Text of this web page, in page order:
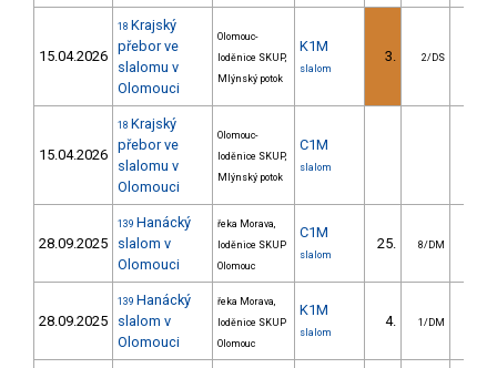
15.04.2026
18 Krajský
přebor ve
slalomu v
Olomouci
Olomouc-
loděnice SKUP,
Mlýnský potok
K1M
slalom
3. 2/DS
15.04.2026
18 Krajský
přebor ve
slalomu v
Olomouci
Olomouc-
loděnice SKUP,
Mlýnský potok
C1M
slalom
28.09.2025
139 Hanácký
slalom v
Olomouci
řeka Morava,
loděnice SKUP
Olomouc
C1M
slalom
25. 8/DM
28.09.2025
139 Hanácký
slalom v
Olomouci
řeka Morava,
loděnice SKUP
Olomouc
K1M
slalom
4. 1/DM